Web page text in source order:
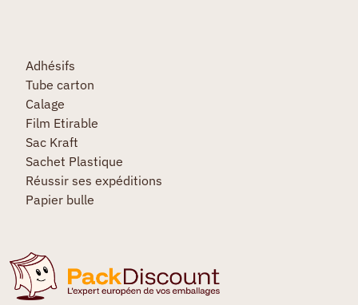
Adhésifs
Tube carton
Calage
Film Etirable
Sac Kraft
Sachet Plastique
Réussir ses expéditions
Papier bulle